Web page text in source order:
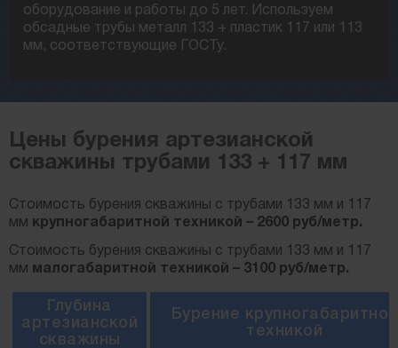
оборудование и работы до 5 лет. Используем
обсадные трубы металл 133 + пластик 117 или 113
мм, соответствующие ГОСТу.
Цены бурения артезианской
скважины трубами 133 + 117 мм
Стоимость бурения скважины с трубами 133 мм и 117
мм
крупногабаритной техникой – 2600 руб/метр.
Стоимость бурения скважины с трубами 133 мм и 117
мм
малогабаритной техникой – 3100 руб/метр.
Глубина
артезианской
скважины
Бурение крупногабаритной
техникой